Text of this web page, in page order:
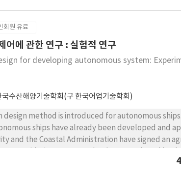
mg L-1로 감소하였다. 또한 유의확률은 다소 떨어지
이 큼을 알 수 있었다. 강우량이 집중된 여름 (6~9월) 시기
변동성의 감소로 인해 전반기에 남조류의 luxury
유해남조류 감소 원인은 강우량의 감소로 인한 영양염의
회원 유료
어에 관한 연구 : 실험적 연구
for developing autonomous system:
국수산해양기술학회(구 한국어업기술학회)
design method is introduced for autonomous
ships have already been developed and
and the Coastal Administration have signed an
ship control technologies. In the designed